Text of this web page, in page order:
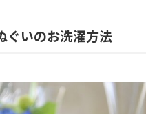
ぐいのお洗濯方法